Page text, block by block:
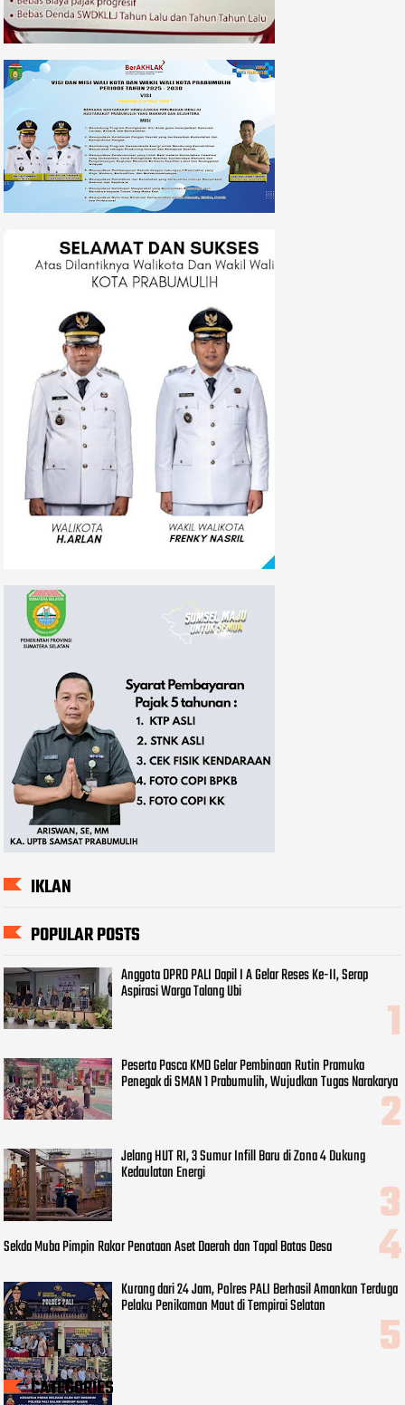
IKLAN
POPULAR POSTS
Anggota DPRD PALI Dapil I A Gelar Reses Ke-II, Serap
Aspirasi Warga Talang Ubi
Peserta Pasca KMD Gelar Pembinaan Rutin Pramuka
Penegak di SMAN 1 Prabumulih, Wujudkan Tugas Narakarya
Jelang HUT RI, 3 Sumur Infill Baru di Zona 4 Dukung
Kedaulatan Energi
Sekda Muba Pimpin Rakor Penataan Aset Daerah dan Tapal Batas Desa
Kurang dari 24 Jam, Polres PALI Berhasil Amankan Terduga
Pelaku Penikaman Maut di Tempirai Selatan
CATEGORIES